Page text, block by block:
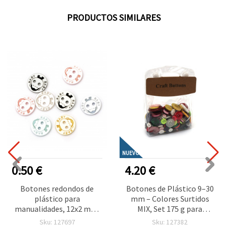
PRODUCTOS SIMILARES
0.50 €
Botones redondos de
plástico para
manualidades, 12x2 mm,
agujero: 1 mm, colores
Sku: 127697
NUEVO
4.20 €
Botones de Plástico 9–30
mm – Colores Surtidos
MIX, Set 175 g para
Costura, Manualidades,
Sku: 127382